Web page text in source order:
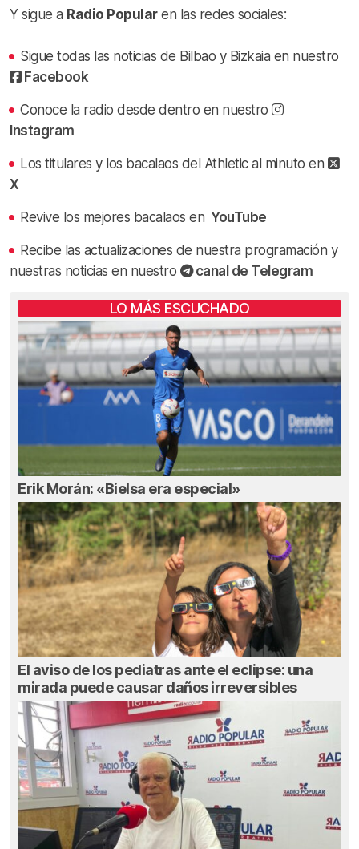
Y sigue a Radio Popularen las redes sociales:
Sigue todas las noticias de Bilbao y Bizkaia en nuestro
Facebook
Conoce la radio desde dentro en nuestro
Instagram
Los titulares y los bacalaos del Athletic al minuto en
X
Revive los mejores bacalaos en YouTube
Recibe las actualizaciones de nuestra programación y
nuestras noticias en nuestro
canal de Telegram
LO MÁS ESCUCHADO
Erik Morán: «Bielsa era especial»
El aviso de los pediatras ante el eclipse: una
mirada puede causar daños irreversibles